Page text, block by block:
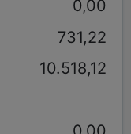
0,00
731,22
10.518,12